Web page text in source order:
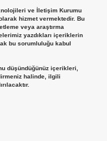
ve İletişim Kurumu
hizmet vermektedir. Bu
veya araştırma
yazdıkları içeriklerin
bu sorumluluğu kabul
düşündüğünüz içerikleri,
halinde, ilgili